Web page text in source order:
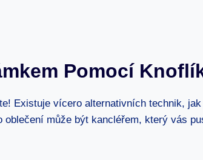
Pomocí
Existuje vícero alternativních technik,
může být kancléřem, který vás